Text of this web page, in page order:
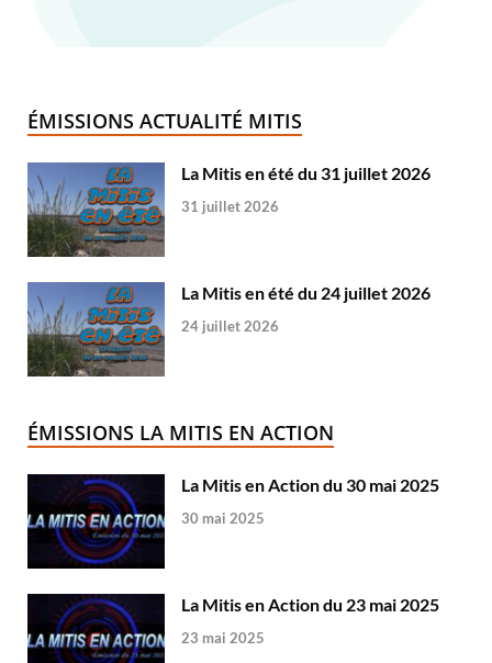
ÉMISSIONS ACTUALITÉ MITIS
La Mitis en été du 31 juillet 2026
31 juillet 2026
La Mitis en été du 24 juillet 2026
24 juillet 2026
ÉMISSIONS LA MITIS EN ACTION
La Mitis en Action du 30 mai 2025
30 mai 2025
La Mitis en Action du 23 mai 2025
23 mai 2025